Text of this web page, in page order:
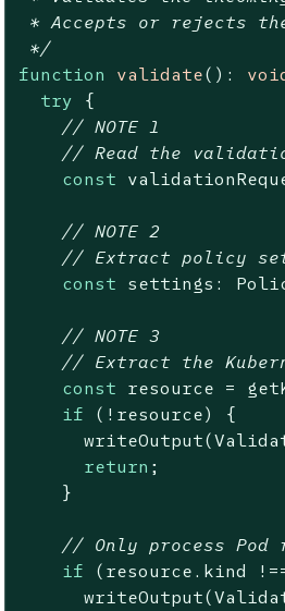
* Accepts or rejects the
*/
function
validate( ):
try {
// NOTE 1
// Read the
const
// NOTE 2
// Extract policy
const settings:
// NOTE 3
// Extract the
const resource =
if (!resource) {
return ;
    }
// Only process Pod
if (resource.kind